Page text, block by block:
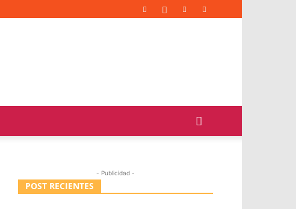
- Publicidad -
POST RECIENTES